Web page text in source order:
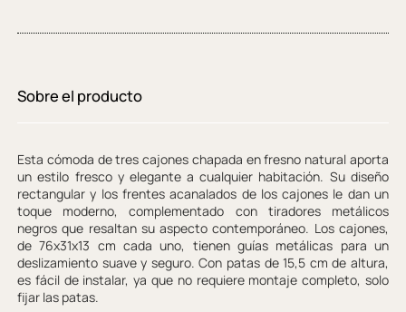
Sobre el producto
Esta cómoda de tres cajones chapada en fresno natural aporta
un estilo fresco y elegante a cualquier habitación. Su diseño
rectangular y los frentes acanalados de los cajones le dan un
toque moderno, complementado con tiradores metálicos
negros que resaltan su aspecto contemporáneo. Los cajones,
de 76x31x13 cm cada uno, tienen guías metálicas para un
deslizamiento suave y seguro. Con patas de 15,5 cm de altura,
es fácil de instalar, ya que no requiere montaje completo, solo
fijar las patas.